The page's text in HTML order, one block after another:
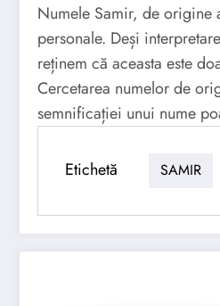
Numele Samir, de origine
personale. Deși
reținem că aceasta este
Cercetarea numelor de
semnificației unui nume
Etichetă SAMIR